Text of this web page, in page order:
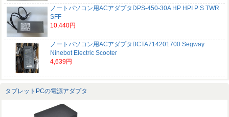
ノートパソコン用ACアダプタDPS-450-30A HP HPI P S TWR
SFF
10,440円
ノートパソコン用ACアダプタBCTA714201700 Segway
Ninebot Electric Scooter
4,639円
タブレットPCの電源アダプタ